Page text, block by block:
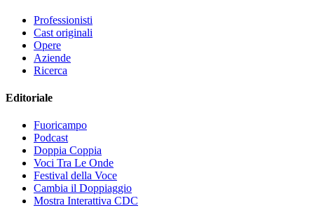
Professionisti
Cast originali
Opere
Aziende
Ricerca
Editoriale
Fuoricampo
Podcast
Doppia Coppia
Voci Tra Le Onde
Festival della Voce
Cambia il Doppiaggio
Mostra Interattiva CDC